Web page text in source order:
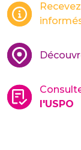
l'USPO